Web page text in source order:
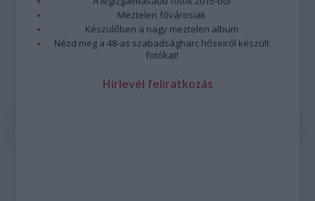
Meztelen fővárosiak
Készülőben a nagy meztelen album
Nézd meg a 48-as szabadságharc hőseiről készült
fotókat!
Hírlevél feliratkozás